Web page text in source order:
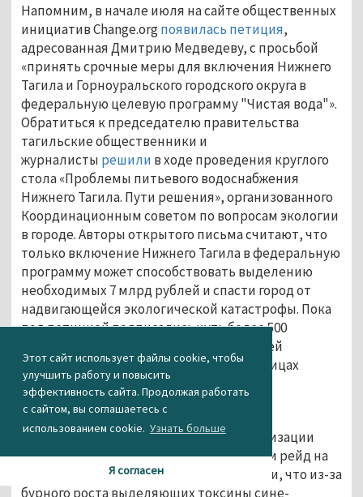
Этот сайт использует файлы cookie, чтобы
улучшить работу и повысить
эффективность сайта. Продолжая работать
с сайтом, вы соглашаетесь с
использованием cookie. Узнать больше
Я согласен
Напомним, в начале июля на сайте общественных
инициатив Change.orgпоявилась петиция,
адресованная Дмитрию Медведеву, с просьбой
«принять срочные меры для включения Нижнего
Тагила и Горноуральского городского округа в
федеральную целевую программу "Чистая вода"».
Обратиться к председателю правительства
тагильские общественники и
журналисты решили в ходе проведения круглого
стола «Проблемы питьевого водоснабжения
Нижнего Тагила. Пути решения», организованного
Координационным советом по вопросам экологии
в городе. Авторы открытого письма считают, что
только включение Нижнего Тагила в федеральную
программу может способствовать выделению
необходимых 7 млрд рублей и спасти город от
надвигающейся экологической катастрофы. Пока
под петицией подписались чуть более 500
уральцев. Ещё несколько сотен подписей
общественникам удалось собратьна улицах
города.
В июле активисты общественной организации
«Экоправо», как и Сергей Носов, провели рейд на
Черноисточинском пруду. Они сообщили, что из-за
бурного роста выделяющих токсины сине-